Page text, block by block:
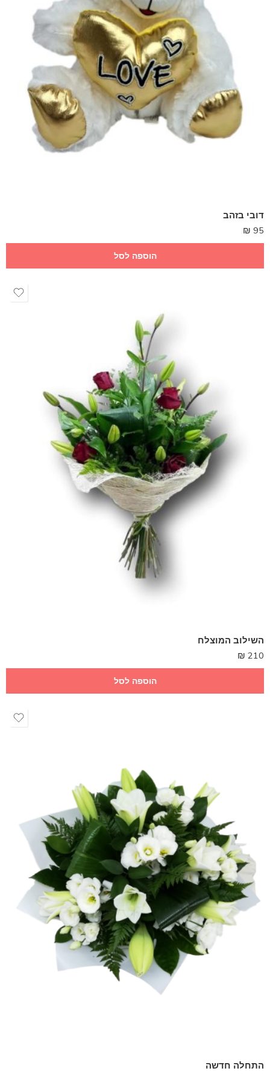
דובי בזהב
95
₪
הוספה לסל
השילוב המוצלח
210
₪
הוספה לסל
התחלה חדשה